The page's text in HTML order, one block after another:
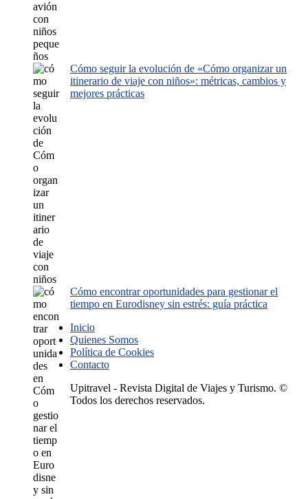
Cómo seguir la evolución de «Cómo organizar un
itinerario de viaje con niños»: métricas, cambios y
mejores prácticas
Cómo encontrar oportunidades para gestionar el
tiempo en Eurodisney sin estrés: guía práctica
Inicio
Quienes Somos
Política de Cookies
Contacto
Upitravel - Revista Digital de Viajes y Turismo. ©
Todos los derechos reservados.